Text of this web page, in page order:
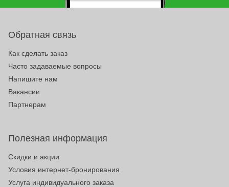
Обратная связь
Как сделать заказ
Часто задаваемые вопросы
Напишите нам
Вакансии
Партнерам
Полезная информация
Скидки и акции
Условия интернет-бронирования
Услуга индивидуального заказа